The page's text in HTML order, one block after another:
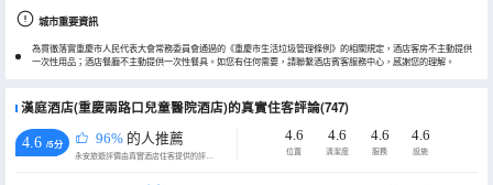
城市重要資訊
為貫徹落實重慶市人民代表大會常務委員會通過的《重慶市生活垃圾管理條例》的相關規定，酒店客房不主動提供
一次性用品；酒店餐廳不主動提供一次性餐具。如您有任何需要，請聯繫酒店賓客服務中心，感謝您的理解。
漢庭酒店(重慶兩路口兒童醫院酒店)的真實住客評論(747)
4.6 /5分 96% 的人推薦
永安旅遊評價由真實酒店住客提供的評價。
4.6
位置
4.6
清潔度
4.6
服務
4.6
設施